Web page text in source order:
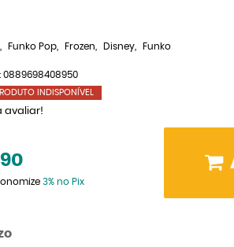
Funko Pop Frozen Disney
Funko
0889698408950
INDISPONÍVEL
avaliar!
3% no Pix